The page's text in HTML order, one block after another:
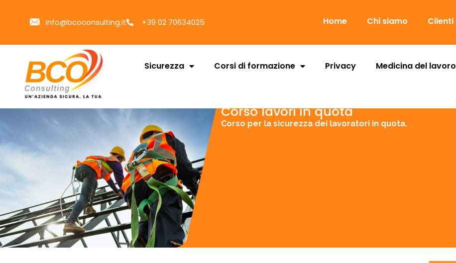
info@bcoconsulting.it +39 02 70634025 Home Chi siamo Clienti
Sicurezza Corsi di formazione Privacy Medicina del lavoro
Corso lavori in quota
Corso per la sicurezza dei lavoratori in quota.